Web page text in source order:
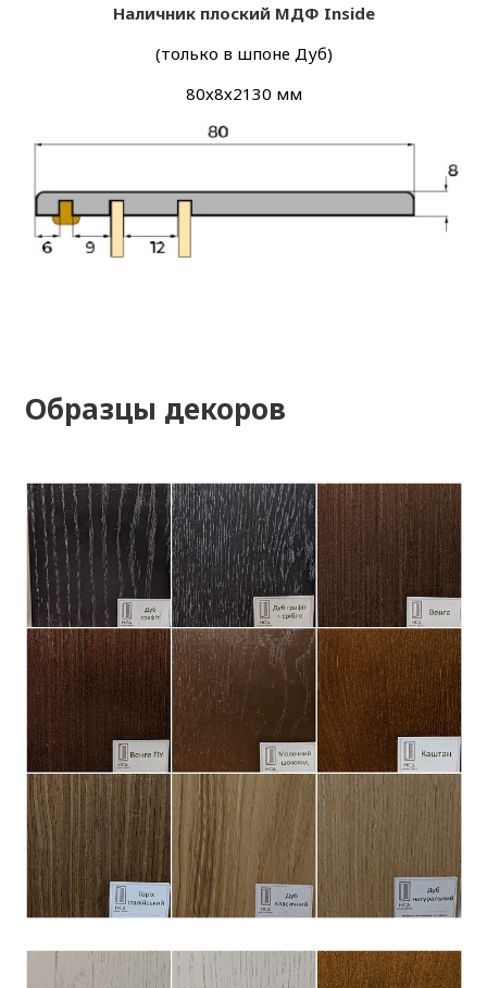
Наличник плоский МДФ Inside
(только в шпоне Дуб)
80х8х2130 мм
Образцы декоров